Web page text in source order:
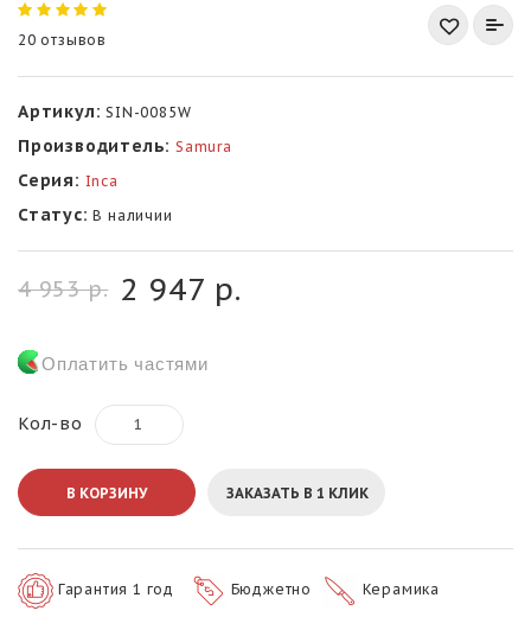
20 отзывов
Артикул: SIN-0085W
Производитель: Samura
Серия: Inca
Статус: В наличии
4 953 р. 2 947 р.
Оплатить частями
Кол-во
В КОРЗИНУ ЗАКАЗАТЬ В 1 КЛИК
Гарантия 1 год Бюджетно Керамика